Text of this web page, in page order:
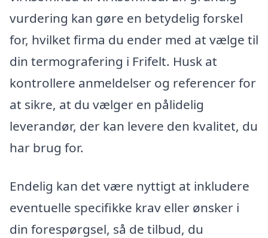
vurdering kan gøre en betydelig forskel
for, hvilket firma du ender med at vælge til
din termografering i Frifelt. Husk at
kontrollere anmeldelser og referencer for
at sikre, at du vælger en pålidelig
leverandør, der kan levere den kvalitet, du
har brug for.
Endelig kan det være nyttigt at inkludere
eventuelle specifikke krav eller ønsker i
din forespørgsel, så de tilbud, du